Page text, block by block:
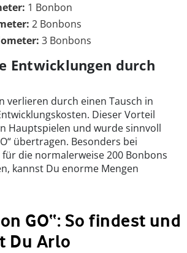
1 Bonbon
2 Bonbons
3 Bonbons
Entwicklungen durch
verlieren durch einen Tausch in
Dieser Vorteil
Hauptspielen und wurde sinnvoll
übertragen. Besonders bei
die normalerweise 200 Bonbons
kannst Du enorme Mengen
GO“: So findest und
Du Arlo